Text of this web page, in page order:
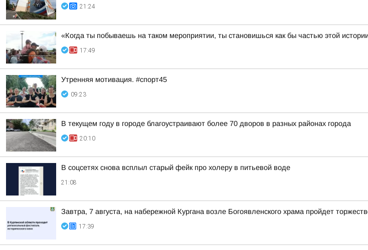
21:24
«Когда ты побываешь на таком мероприятии, ты становишься как бы частью этой
17:49
Утренняя мотивация. #спорт45
09:23
В текущем году в городе благоустраивают более 70 дворов в разных районах города
20:10
В соцсетях снова всплыл старый фейк про холеру в питьевой воде
21:08
Завтра, 7 августа, на набережной Кургана возле Богоявленского храма пройдет
17:39